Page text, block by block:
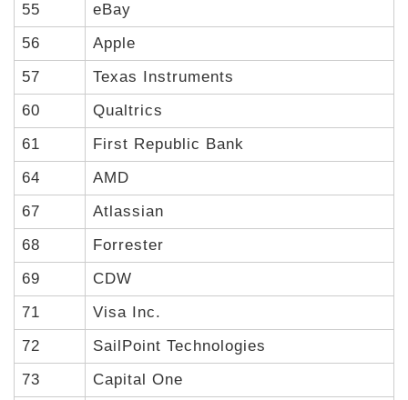
55
eBay
56
Apple
57
Texas Instruments
60
Qualtrics
61
First Republic Bank
64
AMD
67
Atlassian
68
Forrester
69
CDW
71
Visa Inc.
72
SailPoint Technologies
73
Capital One